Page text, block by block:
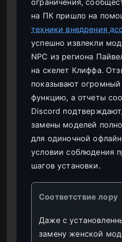
ограничения,
на ПК пришло на
техники внедрения
успешно извлекли
NPC из региона
на скелет Клиффа.
показывают огромный
функцию, а отчеты
Discord
замены моделей
для одиночной
условии соблюдения
шагов установки.
Соответствие лору
Даже с
замену женской